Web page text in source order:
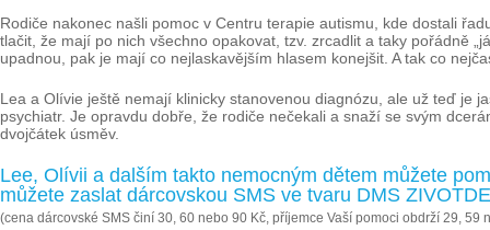
Rodiče nakonec našli pomoc v Centru terapie autismu, kde dostali
tlačit, že mají po nich všechno opakovat, tzv. zrcadlit a taky pořádně
upadnou, pak je mají co nejlaskavějším hlasem konejšit. A tak co
Lea a Olívie ještě nemají klinicky stanovenou diagnózu, ale už teď je
psychiatr. Je opravdu dobře, že rodiče nečekali a snaží se svým
dvojčátek úsměv.
Lee, Olívii a dalším takto nemocným dětem můžete
můžete zaslat dárcovskou SMS ve tvaru DMS
(cena dárcovské SMS činí 30, 60 nebo 90 Kč, příjemce Vaší pomoci obdrží 29, 59